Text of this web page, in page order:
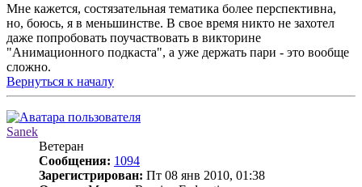
Мне кажется, состязательная тематика более перспективна,
но, боюсь, я в меньшинстве. В свое время никто не захотел
даже попробовать поучаствовать в викторине
"Анимационного подкаста", а уже держать пари - это вообще
сложно.
Вернуться к началу
Sanek
Ветеран
Сообщения: 1094
Зарегистрирован: Пт 08 янв 2010, 01:38